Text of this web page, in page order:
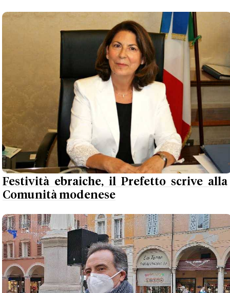
Festività ebraiche, il Prefetto scrive alla
Comunità modenese